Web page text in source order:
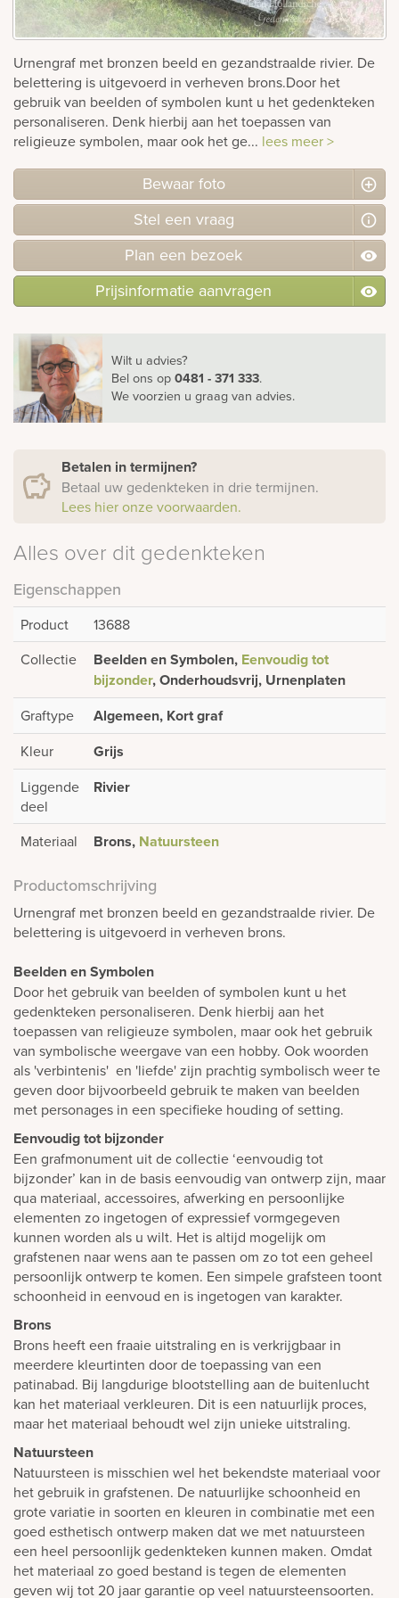
Urnengraf met bronzen beeld en gezandstraalde rivier. De
belettering is uitgevoerd in verheven brons.Door het
gebruik van beelden of symbolen kunt u het gedenkteken
personaliseren. Denk hierbij aan het toepassen van
religieuze symbolen, maar ook het ge... lees meer >
Bewaar foto
Stel een vraag
Plan een bezoek
Prijsinformatie aanvragen
Wilt u advies?
Bel ons op0481 - 371 333.
We voorzien u graag van advies.
Betalen in termijnen?
Betaal uw gedenkteken in drie termijnen.
Lees hier onze voorwaarden.
Alles over dit gedenkteken
Eigenschappen
Product
13688
Collectie
Beelden en Symbolen, Eenvoudig tot
bijzonder, Onderhoudsvrij, Urnenplaten
Graftype Algemeen, Kort graf
Kleur Grijs
Liggende
deel
Rivier
Materiaal Brons, Natuursteen
Productomschrijving
Urnengraf met bronzen beeld en gezandstraalde rivier. De
belettering is uitgevoerd in verheven brons.
Beelden en Symbolen
Door het gebruik van beelden of symbolen kunt u het
gedenkteken personaliseren. Denk hierbij aan het
toepassen van religieuze symbolen, maar ook het gebruik
van symbolische weergave van een hobby. Ook woorden
als 'verbintenis' en 'liefde' zijn prachtig symbolisch weer te
geven door bijvoorbeeld gebruik te maken van beelden
met personages in een specifieke houding of setting.
Eenvoudig tot bijzonder
Een grafmonument uit de collectie ‘eenvoudig tot
bijzonder’ kan in de basis eenvoudig van ontwerp zijn, maar
qua materiaal, accessoires, afwerking en persoonlijke
elementen zo ingetogen of expressief vormgegeven
kunnen worden als u wilt. Het is altijd mogelijk om
grafstenen naar wens aan te passen om zo tot een geheel
persoonlijk ontwerp te komen. Een simpele grafsteen toont
schoonheid in eenvoud en is ingetogen van karakter.
Brons
Brons heeft een fraaie uitstraling en is verkrijgbaar in
meerdere kleurtinten door de toepassing van een
patinabad. Bij langdurige blootstelling aan de buitenlucht
kan het materiaal verkleuren. Dit is een natuurlijk proces,
maar het materiaal behoudt wel zijn unieke uitstraling.
Natuursteen
Natuursteen is misschien wel het bekendste materiaal voor
het gebruik in grafstenen. De natuurlijke schoonheid en
grote variatie in soorten en kleuren in combinatie met een
goed esthetisch ontwerp maken dat we met natuursteen
een heel persoonlijk gedenkteken kunnen maken. Omdat
het materiaal zo goed bestand is tegen de elementen
geven wij tot 20 jaar garantie op veel natuursteensoorten.